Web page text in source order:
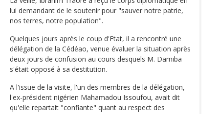
lui demandant de le soutenir pour "sauver notre patrie,
nos terres, notre population".
Quelques jours après le coup d'Etat, il a rencontré une
délégation de la Cédéao, venue évaluer la situation après
deux jours de confusion au cours desquels M. Damiba
s'était opposé à sa destitution.
A l'issue de la visite, l'un des membres de la délégation,
l'ex-président nigérien Mahamadou Issoufou, avait dit
qu'elle repartait "confiante" quant au respect des